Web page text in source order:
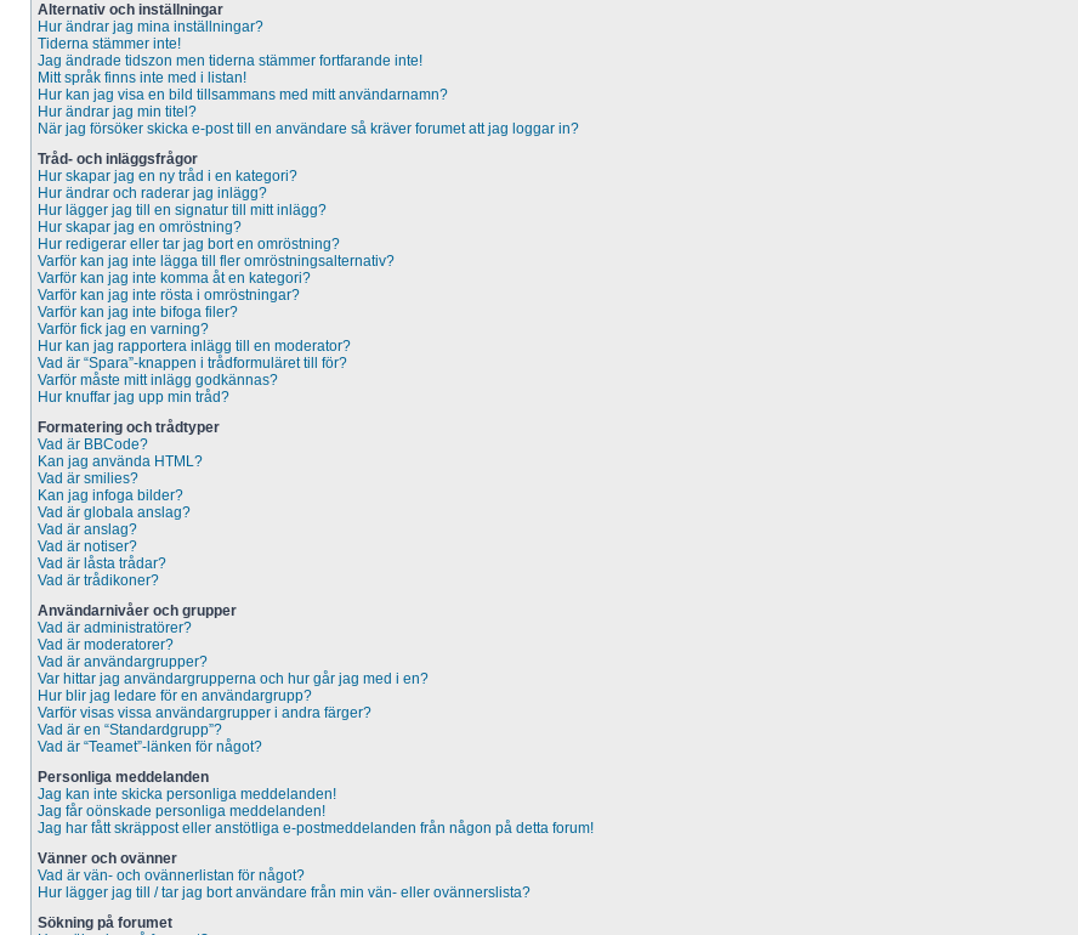
Alternativ och inställningar
Hur ändrar jag mina inställningar?
Tiderna stämmer inte!
Jag ändrade tidszon men tiderna stämmer fortfarande inte!
Mitt språk finns inte med i listan!
Hur kan jag visa en bild tillsammans med mitt användarnamn?
Hur ändrar jag min titel?
När jag försöker skicka e-post till en användare så kräver forumet att jag loggar in?
Tråd- och inläggsfrågor
Hur skapar jag en ny tråd i en kategori?
Hur ändrar och raderar jag inlägg?
Hur lägger jag till en signatur till mitt inlägg?
Hur skapar jag en omröstning?
Hur redigerar eller tar jag bort en omröstning?
Varför kan jag inte lägga till fler omröstningsalternativ?
Varför kan jag inte komma åt en kategori?
Varför kan jag inte rösta i omröstningar?
Varför kan jag inte bifoga filer?
Varför fick jag en varning?
Hur kan jag rapportera inlägg till en moderator?
Vad är “Spara”-knappen i trådformuläret till för?
Varför måste mitt inlägg godkännas?
Hur knuffar jag upp min tråd?
Formatering och trådtyper
Vad är BBCode?
Kan jag använda HTML?
Vad är smilies?
Kan jag infoga bilder?
Vad är globala anslag?
Vad är anslag?
Vad är notiser?
Vad är låsta trådar?
Vad är trådikoner?
Användarnivåer och grupper
Vad är administratörer?
Vad är moderatorer?
Vad är användargrupper?
Var hittar jag användargrupperna och hur går jag med i en?
Hur blir jag ledare för en användargrupp?
Varför visas vissa användargrupper i andra färger?
Vad är en “Standardgrupp”?
Vad är “Teamet”-länken för något?
Personliga meddelanden
Jag kan inte skicka personliga meddelanden!
Jag får oönskade personliga meddelanden!
Jag har fått skräppost eller anstötliga e-postmeddelanden från någon på detta forum!
Vänner och ovänner
Vad är vän- och ovännerlistan för något?
Hur lägger jag till / tar jag bort användare från min vän- eller ovännerslista?
Sökning på forumet